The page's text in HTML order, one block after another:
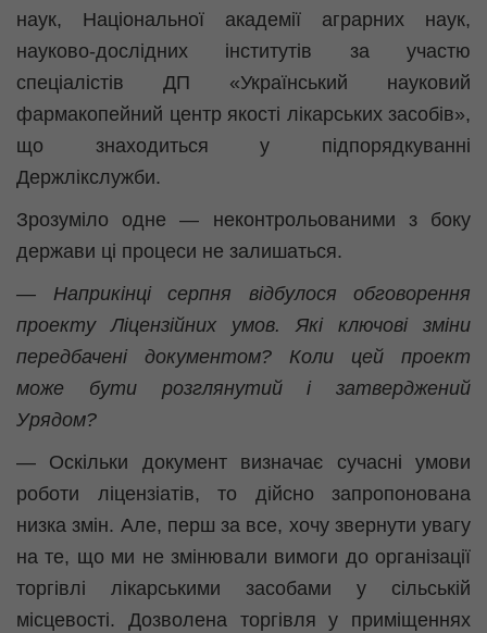
наук, Національної академії аграрних наук,
науково-дослідних інститутів за участю
спеціалістів ДП «Український науковий
фармакопейний центр якості лікарських засобів»,
що знаходиться у підпорядкуванні
Держлікслужби.
Зрозуміло одне — неконтрольованими з боку
держави ці процеси не залишаться.
— Наприкінці серпня відбулося обговорення
проекту Ліцензійних умов. Які ключові зміни
передбачені документом? Коли цей проект
може бути розглянутий і затверджений
Урядом?
— Оскільки документ визначає сучасні умови
роботи ліцензіатів, то дійсно запропонована
низка змін. Але, перш за все, хочу звернути увагу
на те, що ми не змінювали вимоги до організації
торгівлі лікарськими засобами у сільській
місцевості. Дозволена торгівля у приміщеннях